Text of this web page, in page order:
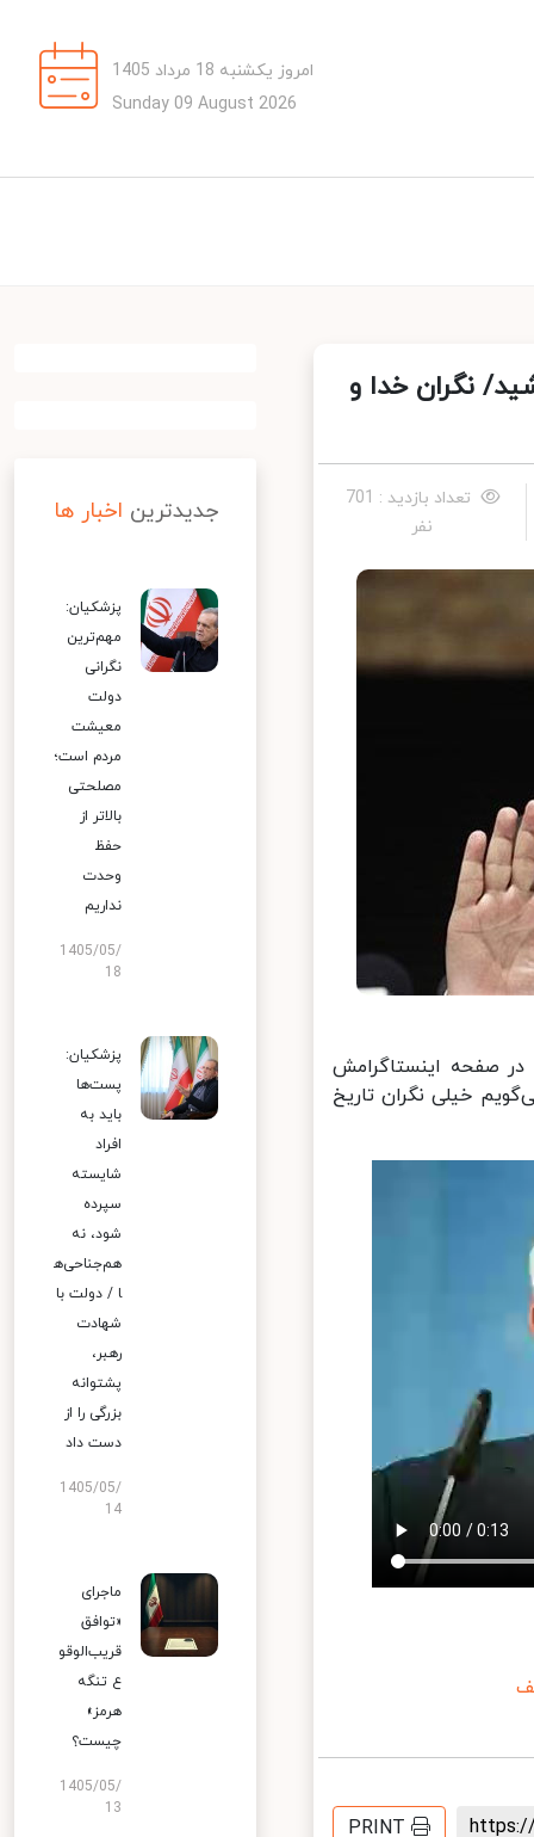
امروز یکشنبه 18 مرداد 1405
Sunday 09 August 2026
نگران خدا و
تعداد بازدید : 701
نفر
صفحه اینستاگرامش
خیلی نگران تاریخ
PRINT
جدیدترین اخبار ها
پزشکیان:
مهم‌ترین
نگرانی
دولت
معیشت
مردم است؛
مصلحتی
بالاتر از
حفظ
وحدت
نداریم
1405/05/
18
پزشکیان:
پست‌ها
باید به
افراد
شایسته
سپرده
شود، نه
هم‌جناحی‌ه
ا / دولت با
شهادت
رهبر،
پشتوانه
بزرگی را از
دست داد
1405/05/
14
ماجرای
«توافق
قریب‌الوقو
ع تنگه
هرمز»
چیست؟
1405/05/
13